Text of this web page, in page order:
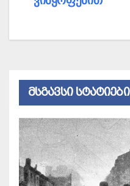
ᲛᲡᲒᲐᲕᲡᲘ ᲡᲢᲐᲢᲘᲔᲑᲘ